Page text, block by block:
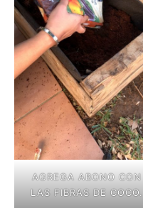
AGREGA ABONO CON
LAS FIBRAS DE COCO.